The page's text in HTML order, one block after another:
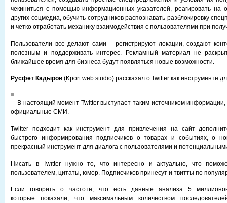
чекиниться с помощью информационных указателей, реагировать на
других соцмедиа, обучить сотрудников распознавать разблокировку
и четко отработать механику взаимодействия с пользователями при
Пользователи все делают сами – регистрируют локации, создают
полезным и поддерживать интерес. Рекламный материал не
ближайшее время для бизнеса будут появляться новые возможности.
Русфет Кадыров (Kport web studio) рассказал о Twitter как инструменте
В настоящий момент Twitter выступает таким источником
официальные СМИ.
Twitter подходит как инструмент для привлечения на сайт
быстрого информирования подписчиков о товарах и событиях, о
прекрасный инструмент для диалога с пользователями и
Писать в Twitter нужно то, что интересно и актуально, что
пользователем, цитаты, юмор. Подписчиков принесут и твитты по
Если говорить о частоте, что есть данные анализа 5
которые показали, что максимальным количеством